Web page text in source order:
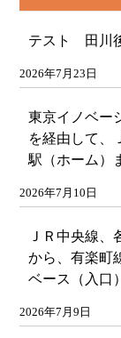
ら
テスト 田川
2026年7月23日
東京イノベー
を経由して、
駅（ホーム）
2026年7月10日
ＪＲ中央線、
から、有楽町
ベース（入口
2026年7月9日